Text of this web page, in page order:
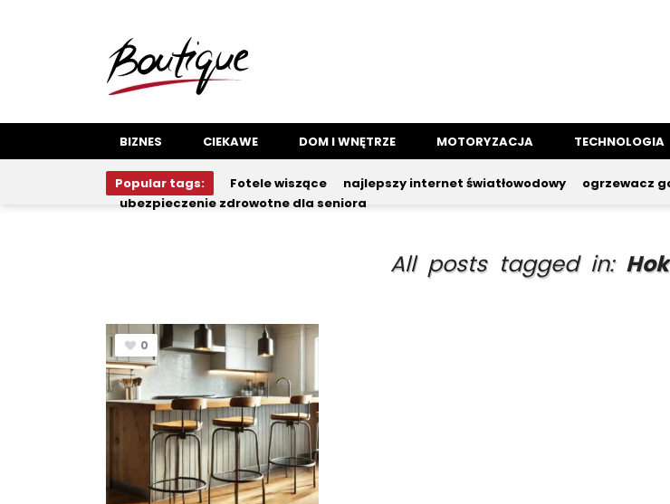
BIZNES CIEKAWE DOM I WNĘTRZE MOTORYZACJA TECHNOLOGIA
Popular tags: Fotele wiszące najlepszy internet światłowodowy ogrzewacz
ubezpieczenie zdrowotne dla seniora
All posts tagged in:
0